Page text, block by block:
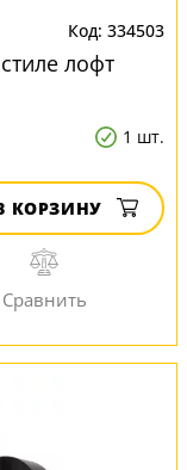
334503
лофт
1 шт.
КОРЗИНУ